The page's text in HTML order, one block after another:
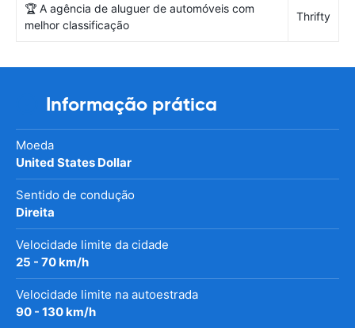
🏆 A agência de aluguer de automóveis com
melhor classificação
Thrifty
Informação prática
Moeda
United States Dollar
Sentido de condução
Direita
Velocidade limite da cidade
25 - 70 km/h
Velocidade limite na autoestrada
90 - 130 km/h